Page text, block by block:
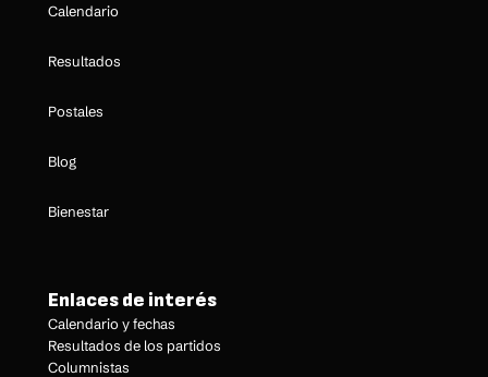
Calendario
Resultados
Postales
Blog
Bienestar
Enlaces de interés
Calendario y fechas
Resultados de los partidos
Columnistas